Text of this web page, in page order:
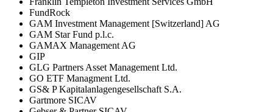
FundRock
GAM Investment Management [Switzerland] AG
GAM Star Fund p.l.c.
GAMAX Management AG
GIP
GLG Partners Asset Management Ltd.
GO ETF Managment Ltd.
GS& P Kapitalanlagengesellschaft S.A.
Gartmore SICAV